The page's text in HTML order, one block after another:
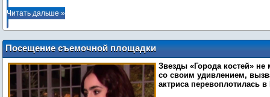
Читать дальше »
Посещение съемочной площадки
«Орудий смерти»: Лили Коллинз
«абсолютная звезда»
Звезды «Города костей» не
со своим удивлением,
актриса перевоплотилась